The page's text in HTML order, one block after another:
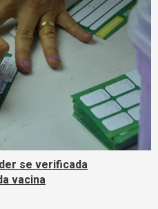
se verificada
vacina